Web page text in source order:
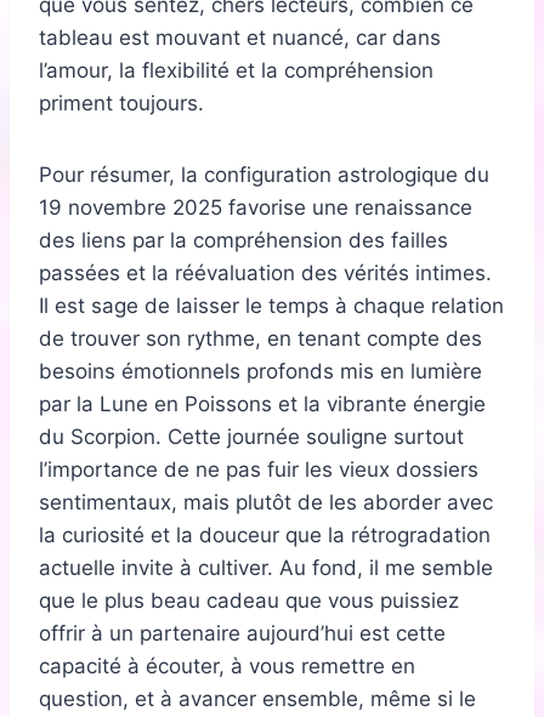
que vous sentez, chers lecteurs, combien ce
tableau est mouvant et nuancé, car dans
l’amour, la flexibilité et la compréhension
priment toujours.
Pour résumer, la configuration astrologique du
19 novembre 2025 favorise une renaissance
des liens par la compréhension des failles
passées et la réévaluation des vérités intimes.
Il est sage de laisser le temps à chaque relation
de trouver son rythme, en tenant compte des
besoins émotionnels profonds mis en lumière
par la Lune en Poissons et la vibrante énergie
du Scorpion. Cette journée souligne surtout
l’importance de ne pas fuir les vieux dossiers
sentimentaux, mais plutôt de les aborder avec
la curiosité et la douceur que la rétrogradation
actuelle invite à cultiver. Au fond, il me semble
que le plus beau cadeau que vous puissiez
offrir à un partenaire aujourd’hui est cette
capacité à écouter, à vous remettre en
question, et à avancer ensemble, même si le